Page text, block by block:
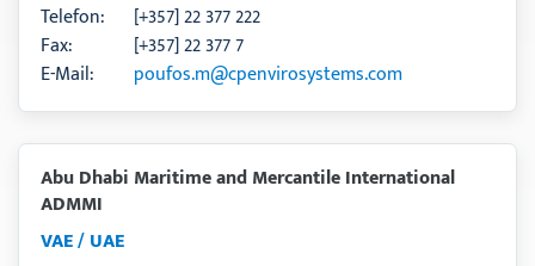
Telefon:
[+357] 22 377 222
Fax:
[+357] 22 377 7
E-Mail:
poufos.m@cpenvirosystems.com
Abu Dhabi Maritime and Mercantile International
ADMMI
VAE / UAE